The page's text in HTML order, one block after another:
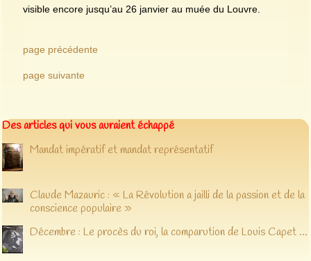
visible encore jusqu’au 26 janvier au muée du Louvre.
page précédente
page suivante
Des articles qui vous auraient échappé
Mandat impératif et mandat représentatif
Claude Mazauric : « La Révolution a jailli de la passion et de la
conscience populaire »
Décembre : Le procès du roi, la comparution de Louis Capet …